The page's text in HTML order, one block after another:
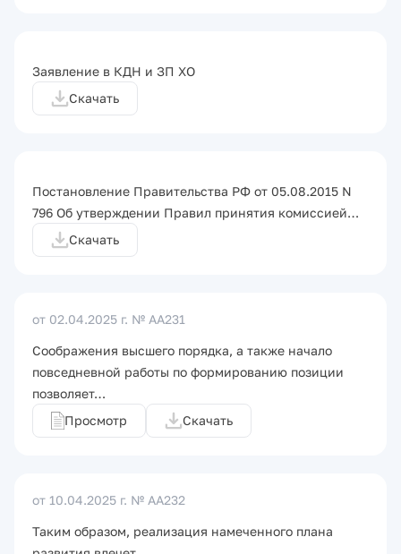
Заявление в КДН и ЗП ХО
Скачать
Постановление Правительства РФ от 05.08.2015 N
796 Об утверждении Правил принятия комиссией…
Скачать
от 02.04.2025 г. № AA231
Соображения высшего порядка, а также начало
повседневной работы по формированию позиции
позволяет…
Просмотр
Скачать
от 10.04.2025 г. № АА232
Таким образом, реализация намеченного плана